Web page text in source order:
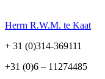
Herrn R.W.M. te Kaat
+ 31 (0)314-369111
+31 (0)6 – 11274485